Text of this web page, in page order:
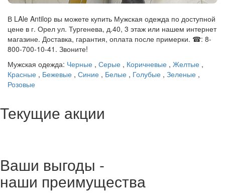
В LAle Antilop вы можете купить Мужская одежда по доступной
цене в г. Орел ул. Тургенева, д.40, 3 этаж или нашем интернет
магазине. Доставка, гарантия, оплата после примерки. ☎: 8-
800-700-10-41. Звоните!
Мужская одежда: Черные , Серые , Коричневые , Желтые ,
Красные , Бежевые , Синие , Белые , Голубые , Зеленые ,
Розовые
Текущие акции
Ваши выгоды -
наши преимущества